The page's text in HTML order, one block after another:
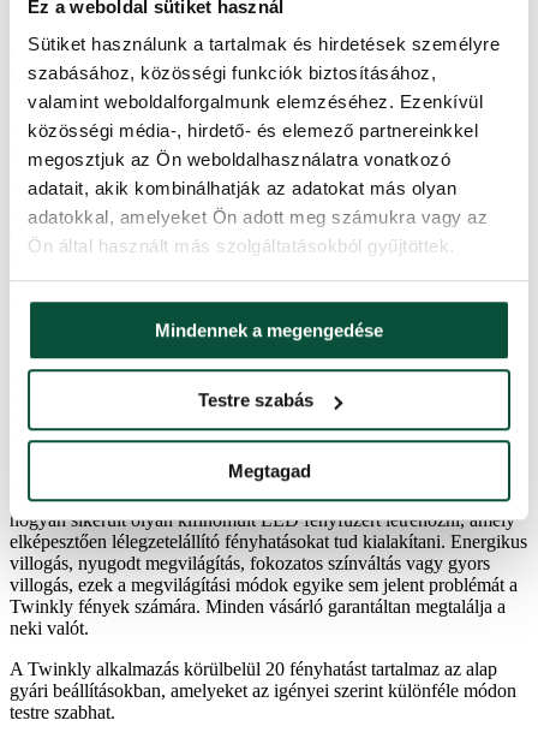
Ez a weboldal sütiket használ
Sütiket használunk a tartalmak és hirdetések személyre
szabásához, közösségi funkciók biztosításához,
valamint weboldalforgalmunk elemzéséhez. Ezenkívül
közösségi média-, hirdető- és elemező partnereinkkel
megosztjuk az Ön weboldalhasználatra vonatkozó
adatait, akik kombinálhatják az adatokat más olyan
adatokkal, amelyeket Ön adott meg számukra vagy az
Ön által használt más szolgáltatásokból gyűjtöttek.
Mindennek a megengedése
Testre szabás
Megtagad
A LED díszvilágítás szkennelése a
fenyőfára
A fények és a telefon párosítását követő következő szükséges lépés
a fára való „szkennelés”, amely révén a fényfüzér képes lesz a
fényhatásokat megjeleníteni pontosan olyan módon, ahogyan a
telefonja kijelzőjén láthatja. A szkennelés csak néhány másodpercig
tart. Csak irányítsa a kamerát a fenyőfára, és az alkalmazás minden
egyebet megold. Pontos modellt készít a fán lévő fények
elrendezéséről, ami közvetlenül a kijelzőn jelenik meg, ezután már
csak a felhasználón múlik, hogy miképpen állítja be a megvilágítási
módokat.
Lélegzetelállító beprogramozott
fényhatások
A Twinkly intelligens LED világítással garantáltan senki sem fog
unatkozni. Még mindig meglep bennünket, hogy ennek a cégnek
hogyan sikerült olyan kifinomult LED fényfüzért létrehozni, amely
elképesztően lélegzetelállító fényhatásokat tud kialakítani. Energikus
villogás, nyugodt megvilágítás, fokozatos színváltás vagy gyors
villogás, ezek a megvilágítási módok egyike sem jelent problémát a
Twinkly fények számára. Minden vásárló garantáltan megtalálja a
neki valót.
A Twinkly alkalmazás körülbelül 20 fényhatást tartalmaz az alap
gyári beállításokban, amelyeket az igényei szerint különféle módon
testre szabhat.